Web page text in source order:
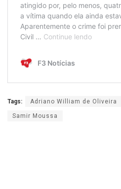
Tags: Adriano William de Oliveira
Samir Moussa